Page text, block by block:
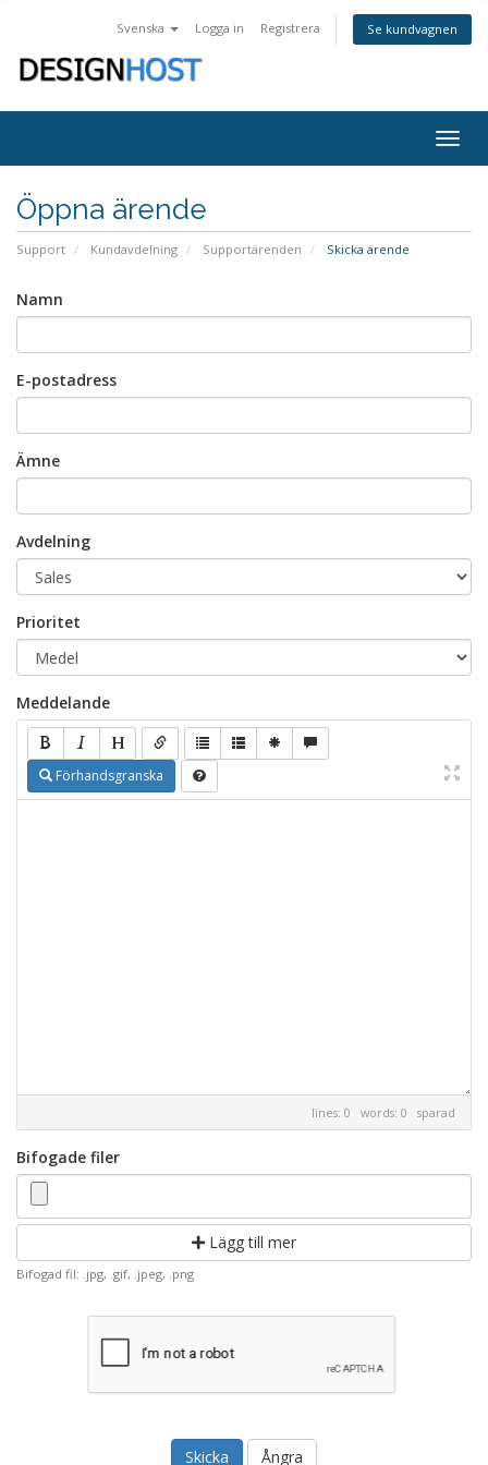
Svenska Logga in Registrera Se kundvagnen
Öppna ärende
Support Kundavdelning Supportärenden Skicka ärende
Namn
E-postadress
Ämne
Avdelning
Prioritet
Meddelande
Förhandsgranska
lines: 0 words: 0 sparad
Bifogade filer
Lägg till mer
Bifogad fil: .jpg, .gif, .jpeg, .png
Ångra